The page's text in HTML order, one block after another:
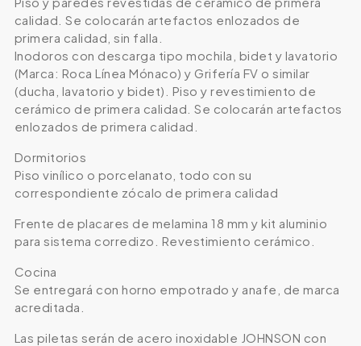
calidad. Se colocarán artefactos enlozados de
primera calidad, sin falla.
Inodoros con descarga tipo mochila, bidet y lavatorio
(Marca: Roca Línea Mónaco) y Grifería FV o similar
(ducha, lavatorio y bidet). Piso y revestimiento de
cerámico de primera calidad. Se colocarán artefactos
enlozados de primera calidad.
Dormitorios
Piso vinílico o porcelanato, todo con su
correspondiente zócalo de primera calidad
Frente de placares de melamina 18 mm y kit aluminio
para sistema corredizo. Revestimiento cerámico.
Cocina
Se entregará con horno empotrado y anafe, de marca
acreditada.
Las piletas serán de acero inoxidable JOHNSON con